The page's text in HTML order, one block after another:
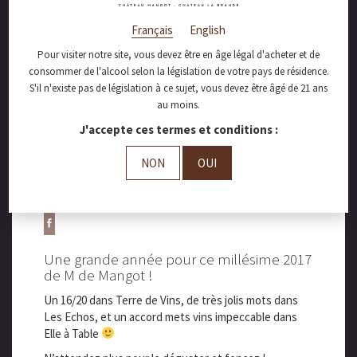
juillet 20, 2018
Le M de Mangot de
Château Mangot a
bonne presse !
Une grande année pour ce millésime 2017
de M de Mangot !
Un 16/20 dans Terre de Vins, de très jolis mots dans
Les Echos, et un accord mets vins impeccable dans
Elle à Table
Français English
Pour visiter notre site, vous devez être en âge légal d'acheter et de
consommer de l'alcool selon la législation de votre pays de résidence.
S'il n'existe pas de législation à ce sujet, vous devez être âgé de 21 ans
au moins.
J'accepte ces termes et conditions :
NON OUI